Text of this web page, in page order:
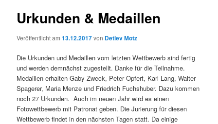
Urkunden & Medaillen
Veröffentlicht am13.12.2017von Detlev Motz
Die Urkunden und Medaillen vom letzten Wettbewerb sind fertig
und werden demnächst zugestellt. Danke für die Teilnahme.
Medaillen erhalten Gaby Zweck, Peter Opfert, Karl Lang, Walter
Spagerer, Maria Menze und Friedrich Fuchshuber. Dazu kommen
noch 27 Urkunden. Auch im neuen Jahr wird es einen
Fotowettbewerb mit Patronat geben. Die Jurierung für diesen
Wettbewerb findet in den nächsten Tagen statt. Da einige